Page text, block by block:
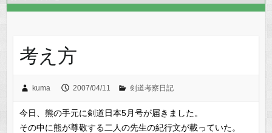
考え方
kuma 2007/04/11 剣道考察日記
今日、熊の手元に剣道日本5月号が届きました。
その中に熊が尊敬する二人の先生の紀行文が載っていた。